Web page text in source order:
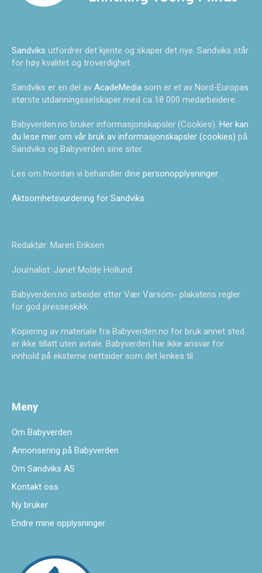
Sandviks utfordrer det kjente og skaper det nye. Sandviks står
for høy kvalitet og troverdighet.
Sandviks er en del av AcadeMedia som er et av Nord-Europas
største utdanningsselskaper med ca 18 000 medarbeidere.
Babyverden.no bruker informasjonskapsler (Cookies). Her kan
du lese mer om vår bruk av informasjonskapsler (cookies) på
Sandviks og Babyverden sine siter.
Les om hvordan vi behandler dine personopplysninger.
Aktsomhetsvurdering for Sandviks.
Redaktør: Maren Eriksen
Journalist: Janet Molde Hollund
Babyverden.no arbeider etter Vær Varsom- plakatens regler
for god presseskikk.
Kopiering av materiale fra Babyverden.no for bruk annet sted
er ikke tillatt uten avtale. Babyverden har ikke ansvar for
innhold på eksterne nettsider som det lenkes til.
Meny
Om Babyverden
Annonsering på Babyverden
Om Sandviks AS
Kontakt oss
Ny bruker
Endre mine opplysninger